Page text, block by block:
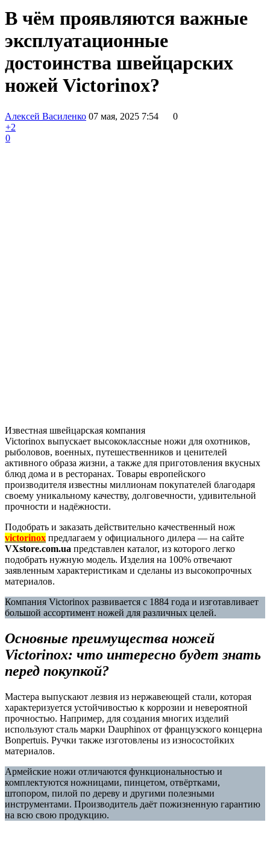
В чём проявляются важные
эксплуатационные
достоинства швейцарских
ножей Victorinox?
Алексей Василенко 07 мая, 2025 7:54
0
+2
0
Известная швейцарская компания
Victorinox выпускает высококлассные ножи для охотников,
рыболовов, военных, путешественников и ценителей
активного образа жизни, а также для приготовления вкусных
блюд дома и в ресторанах. Товары европейского
производителя известны миллионам покупателей благодаря
своему уникальному качеству, долговечности, удивительной
прочности и надёжности.
Подобрать и заказать действительно качественный нож
victorinox предлагаем у официального дилера — на сайте
VXstore.com.ua представлен каталог, из которого легко
подобрать нужную модель. Изделия на 100% отвечают
заявленным характеристикам и сделаны из высокопрочных
материалов.
Компания Victorinox развивается с 1884 года и изготавливает
большой ассортимент ножей для различных целей.
Основные преимущества ножей
Victorinox: что интересно будет знать
перед покупкой?
Мастера выпускают лезвия из нержавеющей стали, которая
характеризуется устойчивостью к коррозии и невероятной
прочностью. Например, для создания многих изделий
используют сталь марки Dauphinox от французского концерна
Bonpertuis. Ручки также изготовлены из износостойких
материалов.
Армейские ножи отличаются функциональностью и
комплектуются ножницами, пинцетом, отвёртками,
штопором, пилой по дереву и другими полезными
инструментами. Производитель даёт пожизненную гарантию
на всю свою продукцию.